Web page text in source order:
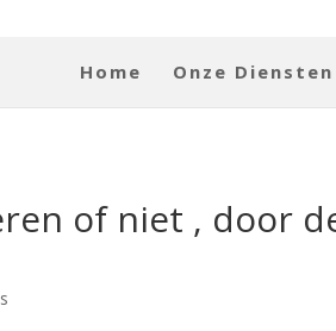
Home Onze Diensten
of niet , door